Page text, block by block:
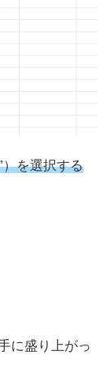
）を選択する
に盛り上がっ